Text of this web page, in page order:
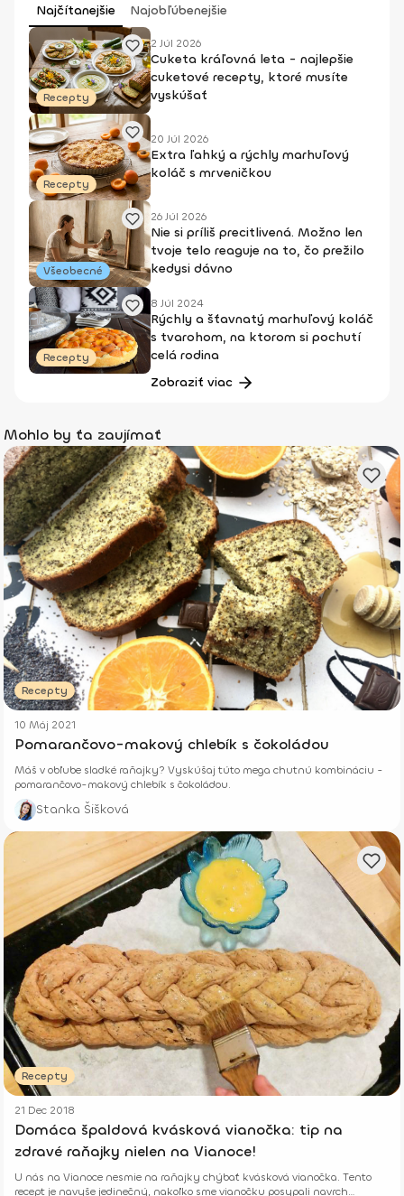
Najčítanejšie Najobľúbenejšie
Recepty
2 Júl 2026
Cuketa kráľovná leta - najlepšie
cuketové recepty, ktoré musíte
vyskúšať
Recepty
20 Júl 2026
Extra ľahký a rýchly marhuľový
koláč s mrveničkou
Všeobecné
26 Júl 2026
Nie si príliš precitlivená. Možno len
tvoje telo reaguje na to, čo prežilo
kedysi dávno
Recepty
8 Júl 2024
Rýchly a šťavnatý marhuľový koláč
s tvarohom, na ktorom si pochutí
celá rodina
Zobraziť viac
Mohlo by ťa zaujímať
Recepty
10 Máj 2021
Pomarančovo-makový chlebík s čokoládou
Máš v obľube sladké raňajky? Vyskúšaj túto mega chutnú kombináciu -
pomarančovo-makový chlebík s čokoládou.
Stanka Šišková
Recepty
21 Dec 2018
Domáca špaldová kvásková vianočka: tip na
zdravé raňajky nielen na Vianoce!
U nás na Vianoce nesmie na raňajky chýbať kvásková vianočka. Tento
recept je navyše jedinečný, nakoľko sme vianočku posypali navrch